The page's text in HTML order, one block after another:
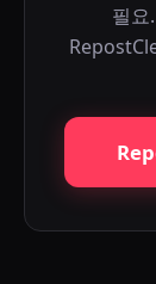
필요